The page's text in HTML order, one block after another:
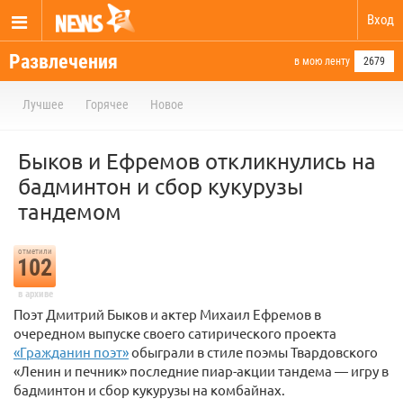
Вход
Развлечения в мою ленту 2679
Лучшее Горячее Новое
Быков и Ефремов откликнулись на
бадминтон и сбор кукурузы
тандемом
отметили
102
в архиве
Поэт Дмитрий Быков и актер Михаил Ефремов в
очередном выпуске своего сатирического проекта
«Гражданин поэт»обыграли в стиле поэмы Твардовского
«Ленин и печник» последние пиар-акции тандема — игру в
бадминтон и сбор кукурузы на комбайнах.